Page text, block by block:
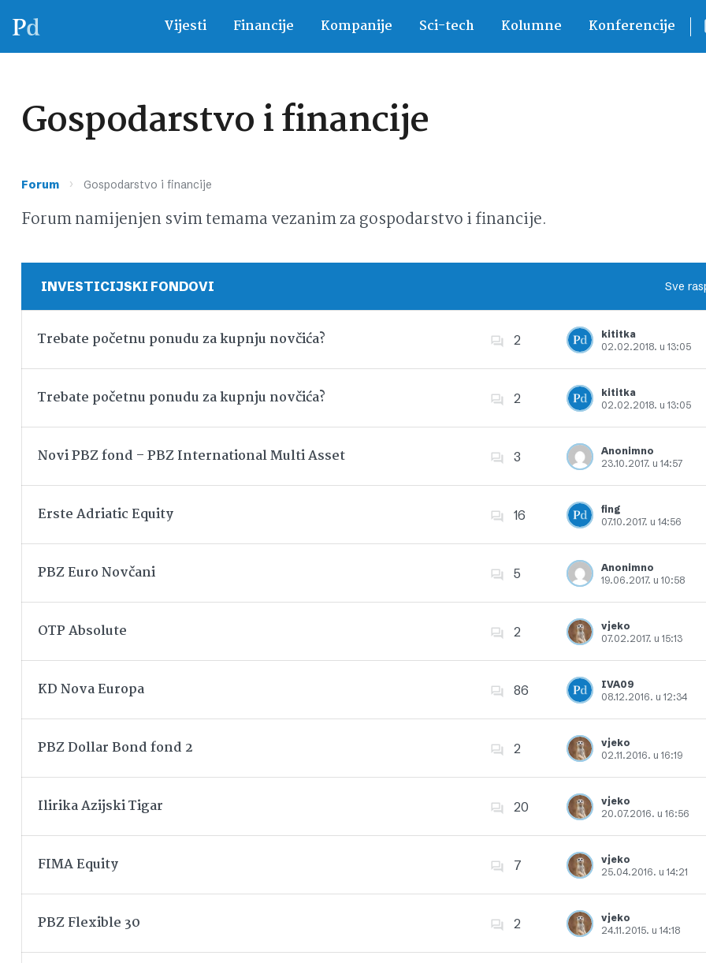
Vijesti Financije Kompanije Sci-tech Kolumne Konferencije
Gospodarstvo i financije
Forum › Gospodarstvo i financije
Forum namijenjen svim temama vezanim za gospodarstvo i financije.
INVESTICIJSKI FONDOVI Sve
Trebate početnu ponudu za kupnju novčića? 2
kititka
02.02.2018. u 13:05
Dodajte u favorite
Trebate početnu ponudu za kupnju novčića? 2
kititka
02.02.2018. u 13:05
Dodajte u favorite
Novi PBZ fond – PBZ International Multi Asset 3
Anonimno
23.10.2017. u 14:57
Dodajte u favorite
Erste Adriatic Equity 16
fing
07.10.2017. u 14:56
Dodajte u favorite
PBZ Euro Novčani 5
Anonimno
19.06.2017. u 10:58
Dodajte u favorite
OTP Absolute 2
vjeko
07.02.2017. u 15:13
Dodajte u favorite
KD Nova Europa 86
IVA09
08.12.2016. u 12:34
Dodajte u favorite
PBZ Dollar Bond fond 2 2
vjeko
02.11.2016. u 16:19
Dodajte u favorite
Ilirika Azijski Tigar 20
vjeko
20.07.2016. u 16:56
Dodajte u favorite
FIMA Equity 7
vjeko
25.04.2016. u 14:21
Dodajte u favorite
PBZ Flexible 30 2
vjeko
24.11.2015. u 14:18